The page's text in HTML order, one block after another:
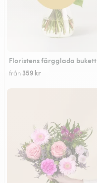
Floristens färgglada bukett
från 359 kr